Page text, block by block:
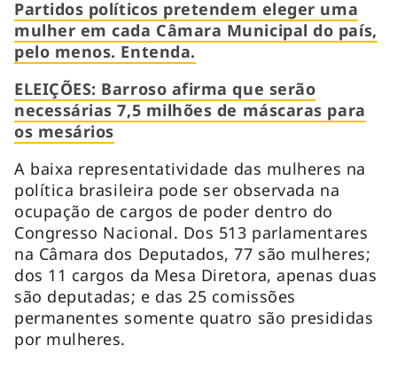
Partidos políticos pretendem eleger uma
mulher em cada Câmara Municipal do país,
pelo menos. Entenda.
ELEIÇÕES: Barroso afirma que serão
necessárias 7,5 milhões de máscaras para
os mesários
A baixa representatividade das mulheres na
política brasileira pode ser observada na
ocupação de cargos de poder dentro do
Congresso Nacional. Dos 513 parlamentares
na Câmara dos Deputados, 77 são mulheres;
dos 11 cargos da Mesa Diretora, apenas duas
são deputadas; e das 25 comissões
permanentes somente quatro são presididas
por mulheres.